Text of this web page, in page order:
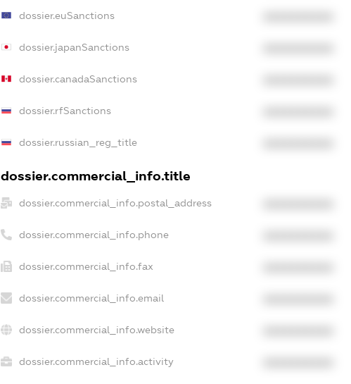
dossier.euSanctions
dossier.japanSanctions
dossier.canadaSanctions
dossier.rfSanctions
dossier.russian_reg_title
dossier.commercial_info.title
dossier.commercial_info.postal_address
dossier.commercial_info.phone
dossier.commercial_info.fax
dossier.commercial_info.email
dossier.commercial_info.website
dossier.commercial_info.activity